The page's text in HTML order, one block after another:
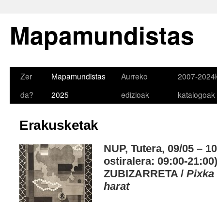
Mapamundistas
Zer
da?
Mapamundistas
2025
Aurreko
edizioak
2007-
katalogoak
Erakusketak
NUP, Tutera, 09/05 –
ostiralera: 09:00-
ZUBIZARRETA / Pixka
harat